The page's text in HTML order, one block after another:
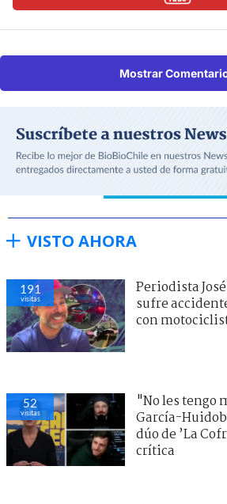
Mostrar
VISTO AHORA
191
visitas
Periodista
sufre
con
52
visitas
"No les tengo
García-
dúo de ’La
crítica